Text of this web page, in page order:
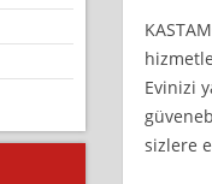
Evinizi
sizlere